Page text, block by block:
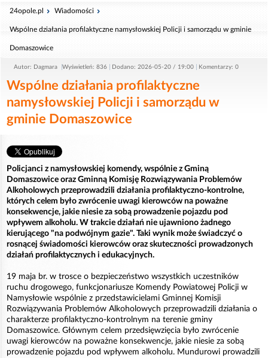
24opole.pl Wiadomości
Wspólne działania profilaktyczne namysłowskiej Policji i samorządu w gminie
Domaszowice
Autor: Dagmara Wyświetleń: 836 Dodano: 2026-05-20 / 19:00 Komentarzy: 0
Wspólne działania profilaktyczne
namysłowskiej Policji i samorządu w
gminie Domaszowice
Policjanci z namysłowskiej komendy, wspólnie z Gminą
Domaszowice oraz Gminną Komisję Rozwiązywania Problemów
Alkoholowych przeprowadzili działania profilaktyczno-kontrolne,
których celem było zwrócenie uwagi kierowców na poważne
konsekwencje, jakie niesie za sobą prowadzenie pojazdu pod
wpływem alkoholu. W trakcie działań nie ujawniono żadnego
kierującego "na podwójnym gazie". Taki wynik może świadczyć o
rosnącej świadomości kierowców oraz skuteczności prowadzonych
działań profilaktycznych i edukacyjnych.
19 maja br. w trosce o bezpieczeństwo wszystkich uczestników
ruchu drogowego, funkcjonariusze Komendy Powiatowej Policji w
Namysłowie wspólnie z przedstawicielami Gminnej Komisji
Rozwiązywania Problemów Alkoholowych przeprowadzili działania o
charakterze profilaktyczno-kontrolnym na terenie gminy
Domaszowice. Głównym celem przedsięwzięcia było zwrócenie
uwagi kierowców na poważne konsekwencje, jakie niesie za sobą
prowadzenie pojazdu pod wpływem alkoholu. Mundurowi prowadzili